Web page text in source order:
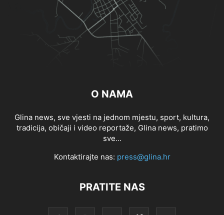
O NAMA
Glina news, sve vjesti na jednom mjestu, sport, kultura,
tradicija, običaji i video reportaže, Glina news, pratimo
sve...
Kontaktirajte nas: press@glina.hr
PRATITE NAS